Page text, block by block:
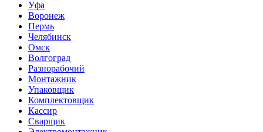
Уфа
Воронеж
Пермь
Челябинск
Омск
Волгоград
Разнорабочий
Монтажник
Упаковщик
Комплектовщик
Кассир
Сварщик